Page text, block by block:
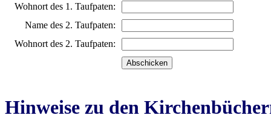
Wohnort des 1. Taufpaten:
Name des 2. Taufpaten:
Wohnort des 2. Taufpaten:
Hinweise zu den